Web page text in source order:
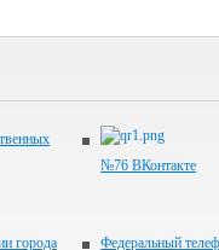
№76 ВКонтакте
города
Федеральный